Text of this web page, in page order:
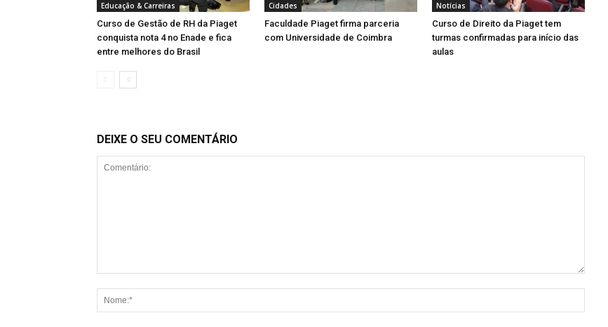
Educação & Carreiras
Curso de Gestão de RH da Piaget
conquista nota 4 no Enade e fica
entre melhores do Brasil
Cidades
Faculdade Piaget firma parceria
com Universidade de Coimbra
Notícias
Curso de Direito da Piaget tem
turmas confirmadas para início das
aulas
DEIXE O SEU COMENTÁRIO